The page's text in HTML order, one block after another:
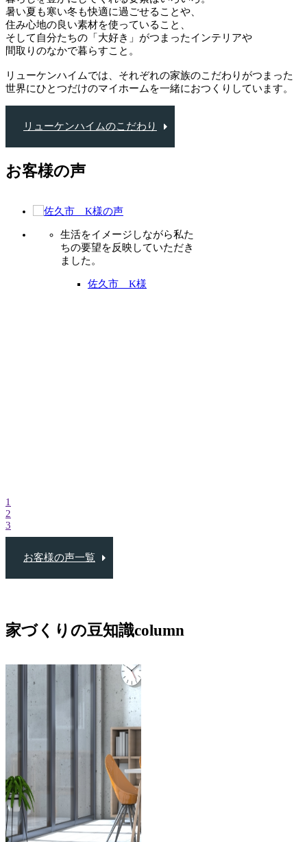
暑い夏も寒い冬も快適に過ごせることや、
住み心地の良い素材を使っていること、
そして自分たちの「大好き」がつまったインテリアや
間取りのなかで暮らすこと。
リューケンハイムでは、それぞれの家族のこだわりがつまった
世界にひとつだけのマイホームを一緒におつくりしています。
リューケンハイムのこだわり
お客様の声
生活をイメージしながら私た
ちの要望を反映していただき
ました。
佐久市 K様
1
2
3
お客様の声一覧
家づくりの豆知識